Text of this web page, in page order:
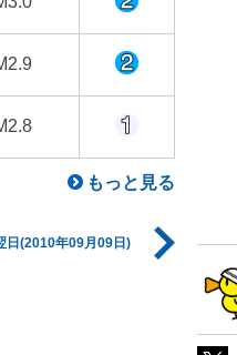
もっと見る
日(2010年09月09日)